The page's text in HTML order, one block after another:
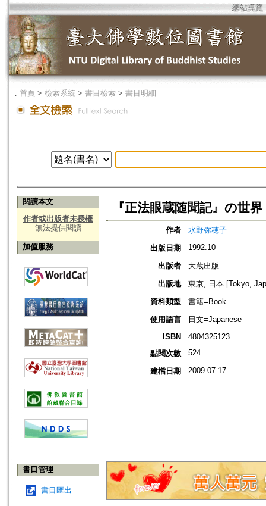
網站導覽
． 首頁 > 檢索系統 > 書目檢索 > 書目明細
閱讀本文
作者或出版者未授權
無法提供閱讀
加值服務
書目管理
書目匯出
『正法眼蔵随聞記』の世界
作者
水野弥穂子
出版日期
1992.10
出版者
大蔵出版
出版地
東京, 日本 [Tokyo,
資料類型
書籍=Book
使用語言
日文=Japanese
ISBN
4804325123
點閱次數
524
建檔日期 2009.07.17